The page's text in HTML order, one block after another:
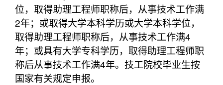
位，取得助理工程师职称后，从事技术工作满
2年；或取得大学本科学历或大学本科学位，
取得助理工程师职称后，从事技术工作满4
年；或具有大学专科学历，取得助理工程师职
称后从事技术工作满4年。技工院校毕业生按
国家有关规定申报。